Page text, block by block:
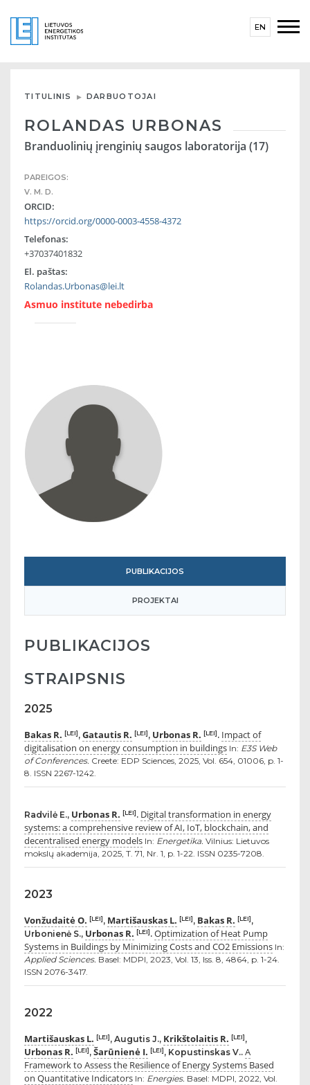
EN
TITULINIS DARBUOTOJAI
ROLANDAS URBONAS
Branduolinių įrenginių saugos laboratorija (17)
PAREIGOS:
V. M. D.
ORCID:
https://orcid.org/0000-0003-4558-4372
Telefonas:
+37037401832
El. paštas:
Rolandas.Urbonas@lei.lt
Asmuo institute nebedirba
PUBLIKACIJOS
PROJEKTAI
PUBLIKACIJOS
STRAIPSNIS
2025
Bakas R. [LEI], Gatautis R. [LEI], Urbonas R. [LEI]. Impact of
digitalisation on energy consumption in buildings In: E3S Web
of Conferences. Creete: EDP Sciences, 2025, Vol. 654, 01006, p. 1-
8. ISSN 2267-1242.
Radvilė E., Urbonas R. [LEI]. Digital transformation in energy
systems: a comprehensive review of AI, IoT, blockchain, and
decentralised energy models In: Energetika. Vilnius: Lietuvos
mokslų akademija, 2025, T. 71, Nr. 1, p. 1-22. ISSN 0235-7208.
2023
Vonžudaitė O. [LEI], Martišauskas L. [LEI], Bakas R. [LEI],
Urbonienė S., Urbonas R. [LEI]. Optimization of Heat Pump
Systems in Buildings by Minimizing Costs and CO2 Emissions In:
Applied Sciences. Basel: MDPI, 2023, Vol. 13, Iss. 8, 4864, p. 1-24.
ISSN 2076-3417.
2022
Martišauskas L. [LEI], Augutis J., Krikštolaitis R. [LEI],
Urbonas R. [LEI], Šarūnienė I. [LEI], Kopustinskas V.. A
Framework to Assess the Resilience of Energy Systems Based
on Quantitative Indicators In: Energies. Basel: MDPI, 2022, Vol.